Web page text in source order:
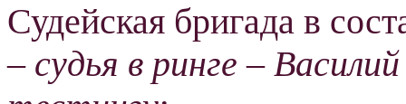
Судейская бригада в
– судья в ринге –